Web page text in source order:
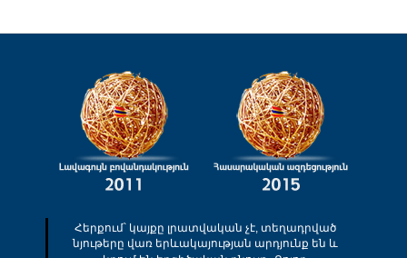
Հերքում՝ կայքը լրատվական չէ, տեղադրված
նյութերը վառ երևակայության արդյունք են և